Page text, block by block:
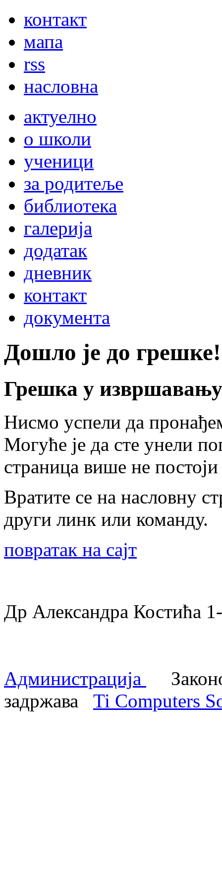
контакт
мапа
rss
насловна
актуелно
о школи
ученици
за родитеље
библиотека
галерија
додатак
дневник
контакт
документа
Дошло је до грешке!
Грешка у извршавању
Нисмо успели да
Могуће је да сте унели
страница више не постоји
Вратите се на насловну
други линк или команду.
повратак на сајт
Др Александра Костића
Администрација
задржава Ti Computers